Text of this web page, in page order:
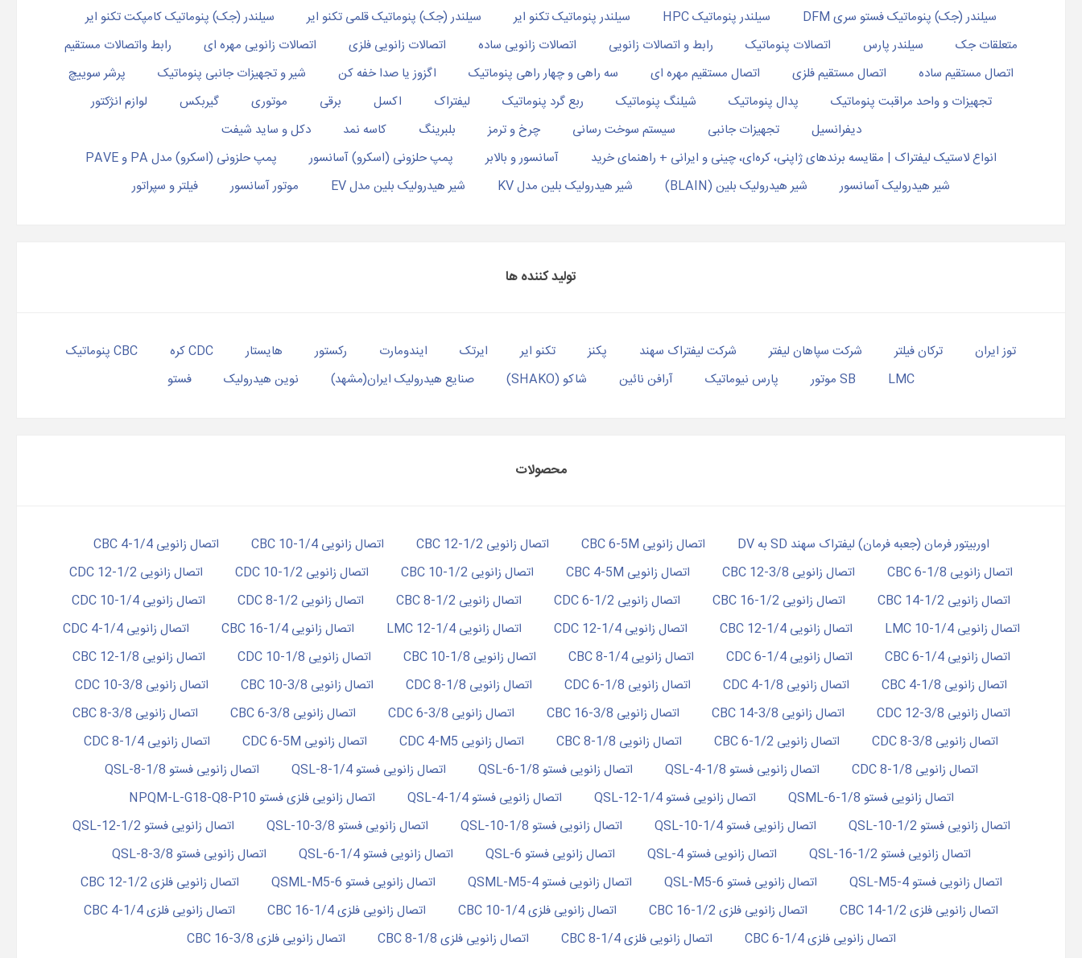
سیلندر (جک) پنوماتیک فستو سری DFM
سیلندر پنوماتیک HPC سیلندر پنوماتیک تکنو ایر سیلندر (جک) پنوماتیک قلمی تکنو ایر
سیلندر (جک) پنوماتیک کامپکت تکنو ایر
متعلقات جک
سیلندر پارس اتصالات پنوماتیک رابط و اتصالات زانویی اتصالات زانویی ساده اتصالات زانویی فلزی اتصالات زانویی مهره ای
رابط واتصالات مستقیم
اتصال مستقیم ساده
اتصال مستقیم فلزی اتصال مستقیم مهره ای سه راهی و چهار راهی پنوماتیک اگزوز یا صدا خفه کن شیر و تجهیزات جانبی پنوماتیک
پرشر سوییچ
تجهیزات و واحد مراقبت پنوماتیک
پدال پنوماتیک شیلنگ پنوماتیک ربع گرد پنوماتیک لیفتراک اکسل برقی موتوری گیربکس
لوازم انژکتور
دیفرانسیل
تجهیزات جانبی سیستم سوخت رسانی چرخ و ترمز بلبرینگ کاسه نمد
دکل و ساید شیفت
انواع لاستیک لیفتراک | مقایسه برندهای ژاپنی، کره‌ای، چینی و ایرانی + راهنمای خرید
آسانسور و بالابر پمپ حلزونی (اسکرو) آسانسور
پمپ حلزونی (اسکرو) مدل PA و PAVE
شیر هیدرولیک آسانسور
شیر هیدرولیک بلین (BLAIN) شیر هیدرولیک بلین مدل KV شیر هیدرولیک بلین مدل EV موتور آسانسور فیلتر و سپراتور
تولید کننده ها
توز ایران ترکان فیلتر شرکت سپاهان لیفتر شرکت لیفتراک سهند پکنز تکنو ایر ایرتک ایندومارت رکستور هایستار CDC کره
CBC پنوماتیک
LMC
SB موتور پارس نیوماتیک آرافن نائین شاکو (SHAKO) صنایع هیدرولیک ایران(مشهد) نوین هیدرولیک فستو
محصولات
اوربیتور فرمان (جعبه فرمان) لیفتراک سهند SD به DV اتصال زانویی CBC 6-5M اتصال زانویی 1/2-12 CBC اتصال زانویی 1/4-10 CBC
اتصال زانویی 1/4-4 CBC
اتصال زانویی 1/8-6 CBC
اتصال زانویی 3/8-12 CBC اتصال زانویی CBC 4-5M اتصال زانویی 1/2-10 CBC اتصال زانویی 1/2-10 CDC
اتصال زانویی 1/2-12 CDC
اتصال زانویی 1/2-14 CBC
اتصال زانویی 1/2-16 CBC اتصال زانویی 1/2-6 CDC اتصال زانویی 1/2-8 CBC اتصال زانویی 1/2-8 CDC
اتصال زانویی 1/4-10 CDC
اتصال زانویی 1/4-10 LMC
اتصال زانویی 1/4-12 CBC اتصال زانویی 1/4-12 CDC اتصال زانویی 1/4-12 LMC اتصال زانویی 1/4-16 CBC
اتصال زانویی 1/4-4 CDC
اتصال زانویی 1/4-6 CBC
اتصال زانویی 1/4-6 CDC اتصال زانویی 1/4-8 CBC اتصال زانویی 1/8-10 CBC اتصال زانویی 1/8-10 CDC
اتصال زانویی 1/8-12 CBC
اتصال زانویی 1/8-4 CBC
اتصال زانویی 1/8-4 CDC اتصال زانویی 1/8-6 CDC اتصال زانویی 1/8-8 CDC اتصال زانویی 3/8-10 CBC
اتصال زانویی 3/8-10 CDC
اتصال زانویی 3/8-12 CDC
اتصال زانویی 3/8-14 CBC اتصال زانویی 3/8-16 CBC اتصال زانویی 3/8-6 CDC اتصال زانویی 3/8-6 CBC
اتصال زانویی 3/8-8 CBC
اتصال زانویی 3/8-8 CDC
اتصال زانویی CBC 6-1/2 اتصال زانویی CBC 8-1/8 اتصال زانویی CDC 4-M5 اتصال زانویی CDC 6-5M
اتصال زانویی CDC 8-1/4
اتصال زانویی CDC 8-1/8
اتصال زانویی فستو QSL-4-1/8 اتصال زانویی فستو QSL-6-1/8 اتصال زانویی فستو QSL-8-1/4
اتصال زانویی فستو QSL-8-1/8
اتصال زانویی فستو QSML-6-1/8
اتصال زانویی فستو 1/4-12-QSL اتصال زانویی فستو 1/4-4-QSL
اتصال زانویی فلزی فستو NPQM-L-G18-Q8-P10
اتصال زانویی فستو QSL-10-1/2
اتصال زانویی فستو QSL-10-1/4 اتصال زانویی فستو QSL-10-1/8 اتصال زانویی فستو QSL-10-3/8
اتصال زانویی فستو QSL-12-1/2
اتصال زانویی فستو QSL-16-1/2
اتصال زانویی فستو QSL-4 اتصال زانویی فستو QSL-6 اتصال زانویی فستو QSL-6-1/4
اتصال زانویی فستو QSL-8-3/8
اتصال زانویی فستو QSL-M5-4
اتصال زانویی فستو QSL-M5-6 اتصال زانویی فستو QSML-M5-4 اتصال زانویی فستو QSML-M5-6
اتصال زانویی فلزی 1/2-12 CBC
اتصال زانویی فلزی 1/2-14 CBC
اتصال زانویی فلزی 1/2-16 CBC اتصال زانویی فلزی 1/4-10 CBC اتصال زانویی فلزی 1/4-16 CBC
اتصال زانویی فلزی 1/4-4 CBC
اتصال زانویی فلزی 1/4-6 CBC
اتصال زانویی فلزی 1/4-8 CBC اتصال زانویی فلزی 1/8-8 CBC اتصال زانویی فلزی 3/8-16 CBC